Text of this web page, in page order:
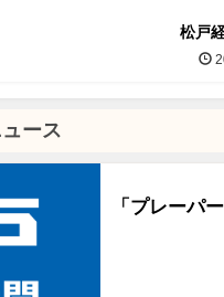
松戸
ース
「プレーパ